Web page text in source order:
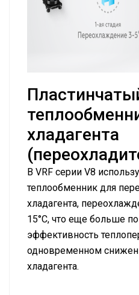
хладагента
В VRF серии V8
теплообменник для
хладагента,
15°C, что еще больше
эффективность
одновременном
хладагента.